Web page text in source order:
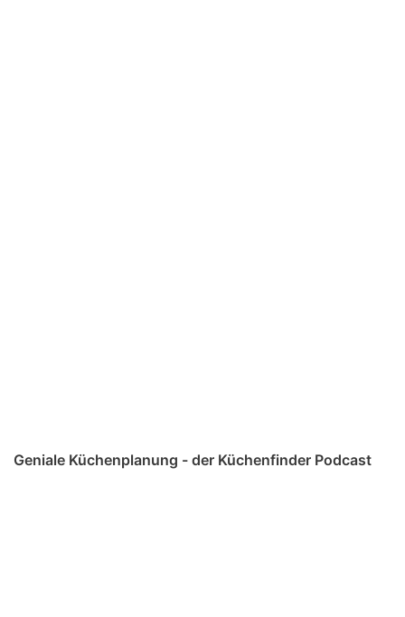
Geniale Küchenplanung - der Küchenfinder Podcast